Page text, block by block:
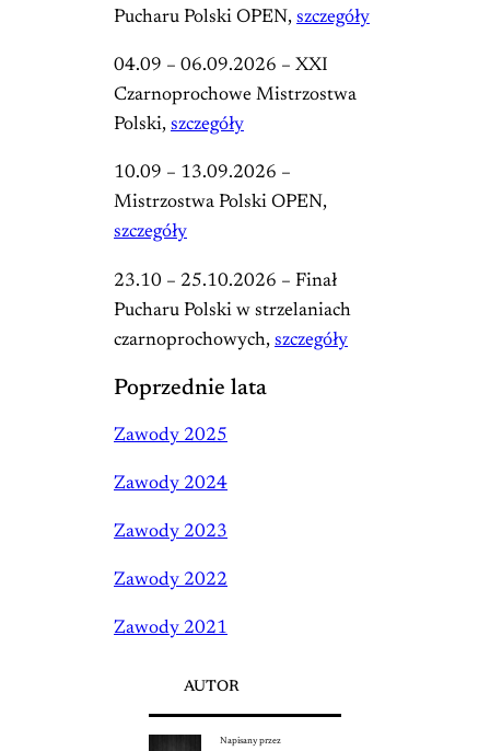
Pucharu Polski OPEN, szczegóły
04.09 – 06.09.2026 – XXI
Czarnoprochowe Mistrzostwa
Polski, szczegóły
10.09 – 13.09.2026 –
Mistrzostwa Polski OPEN,
szczegóły
23.10 – 25.10.2026 – Finał
Pucharu Polski w strzelaniach
czarnoprochowych, szczegóły
Poprzednie lata
Zawody 2025
Zawody 2024
Zawody 2023
Zawody 2022
Zawody 2021
AUTOR
Napisany przez